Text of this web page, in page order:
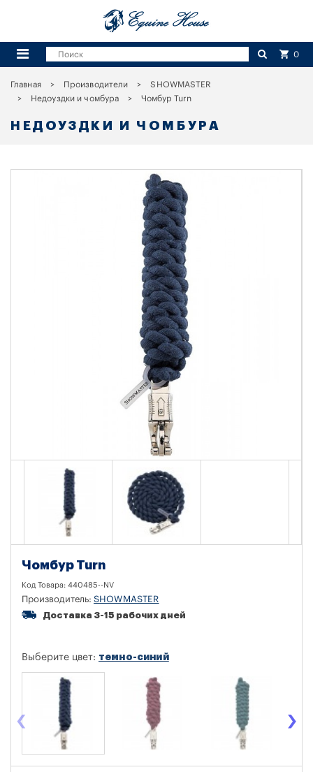
0
Главная Производители
SHOWMASTER
Недоуздки и чомбура
Чомбур Turn
НЕДОУЗДКИ И ЧОМБУРА
Чомбур Turn
Код Товара: 440485--NV
Производитель: SHOWMASTER
Доставка 3-15 рабочих дней
Выберите цвет: темно-синий
‹ ›